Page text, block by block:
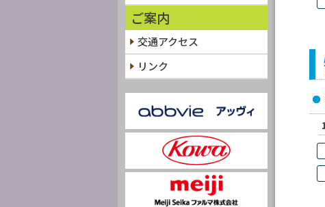
ご案内
交通アクセス
リンク